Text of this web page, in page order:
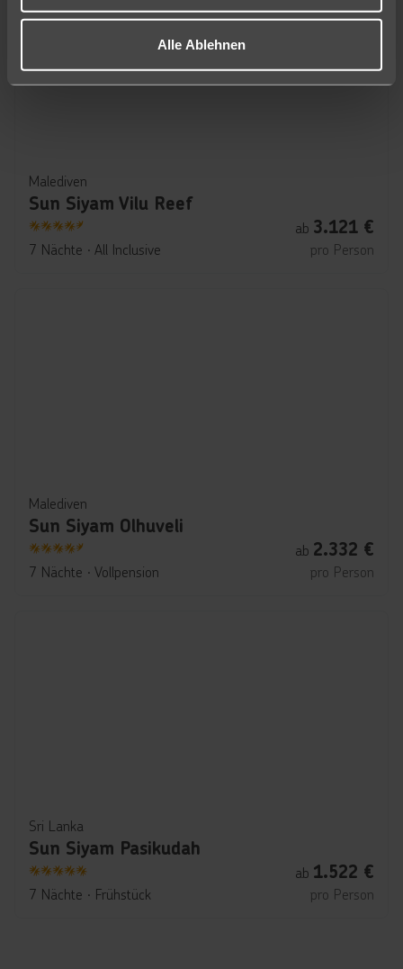
Alle Ablehnen
Malediven
Sun Siyam Vilu Reef
4.5
7 Nächte ∙ All Inclusive
ab 3.121 €
pro Person
Malediven
Sun Siyam Olhuveli
4.5
7 Nächte ∙ Vollpension
ab 2.332 €
pro Person
Sri Lanka
Sun Siyam Pasikudah
5
7 Nächte ∙ Frühstück
ab 1.522 €
pro Person